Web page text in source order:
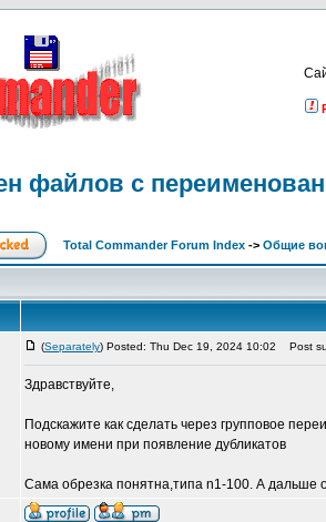
файлов с
Total Commander Forum Index -> Общие
(Separately) Posted: Thu Dec 19, 2024 10:02 Post
Здравствуйте,
Подскажите как сделать через групповое
новому имени при появление дубликатов
Сама обрезка понятна,типа n1-100. А дальше